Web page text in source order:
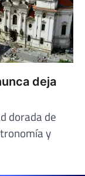
deja
dorada de
y